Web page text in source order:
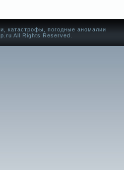
катастрофы, погодные аномалии
All Rights Reserved.